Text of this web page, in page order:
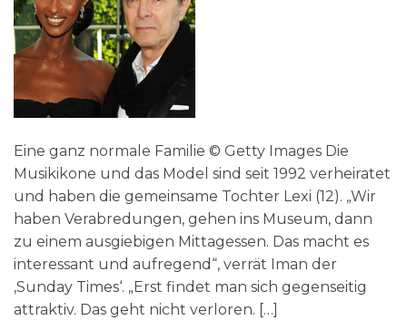
Eine ganz normale Familie © Getty Images Die
Musikikone und das Model sind seit 1992 verheiratet
und haben die gemeinsame Tochter Lexi (12). „Wir
haben Verabredungen, gehen ins Museum, dann
zu einem ausgiebigen Mittagessen. Das macht es
interessant und aufregend“, verrät Iman der
‚Sunday Times‘. „Erst findet man sich gegenseitig
attraktiv. Das geht nicht verloren. […]